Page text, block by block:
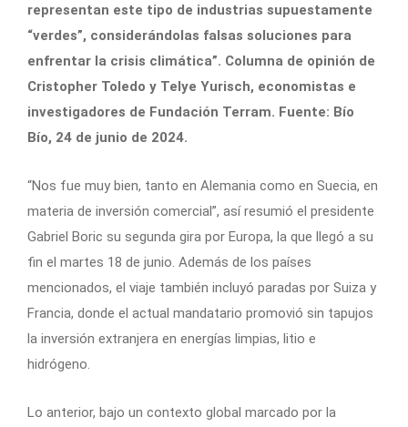
representan este tipo de industrias supuestamente
“verdes”, considerándolas falsas soluciones para
enfrentar la crisis climática”. Columna de opinión de
Cristopher Toledo y Telye Yurisch, economistas e
investigadores de Fundación Terram. Fuente: Bío
Bío, 24 de junio de 2024.
“Nos fue muy bien, tanto en Alemania como en Suecia, en
materia de inversión comercial”, así resumió el presidente
Gabriel Boric su segunda gira por Europa, la que llegó a su
fin el martes 18 de junio. Además de los países
mencionados, el viaje también incluyó paradas por Suiza y
Francia, donde el actual mandatario promovió sin tapujos
la inversión extranjera en energías limpias, litio e
hidrógeno.
Lo anterior, bajo un contexto global marcado por la